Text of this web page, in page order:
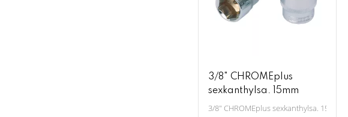
3/8" CHROMEplus
sexkanthylsa. 15mm
3/8" CHROMEplus sexkanthylsa. 15mm